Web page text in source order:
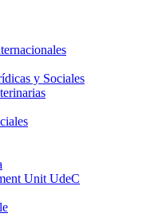
y Sociales
Unit UdeC